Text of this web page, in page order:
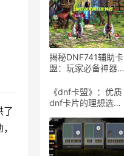
了
揭秘DNF741辅助卡
盟：玩家必备神器-
盟的隐藏功能与实战
技巧
《dnf卡盟》：优质
dnf卡片的理想选择-
它是dnf玩家的首选
平台